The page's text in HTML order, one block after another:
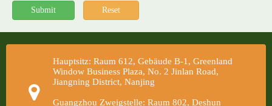
Submit Reset
Hauptsitz: Raum 612, Gebäude B-1, Greenland
Window Business Plaza, No. 2 Jinlan Road,
Jiangning District, Nanjing
Guangzhou Zweigstelle: Raum 802, Deshun